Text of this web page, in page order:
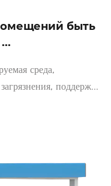
быть
среда,
поддерж...